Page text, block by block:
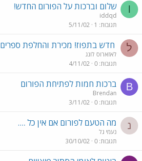
I שלום וברכות על הפורום החדש!
iddqd
תגובות 1
5/11/02
ל חדש בתפוז! מכירת והחלפת ספרים
לאזארוס לונג
תגובות 0
4/11/02
B ברכות חמות לפתיחת הפורום
Brendan
תגובות 0
3/11/02
נ מה הטעם לפורום אם אין כל ....
נעמי גל
תגובות 0
30/10/02